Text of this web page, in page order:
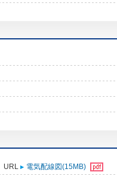
URL 電気配線図(15MB)